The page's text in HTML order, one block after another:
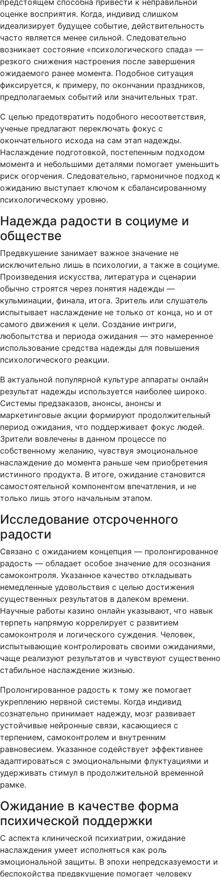
предстоящем способна привести к неправильной
оценке восприятия. Когда, индивид слишком
идеализирует будущее событие, действительность
часто является менее сильной. Следовательно
возникает состояние «психологического спада» —
резкого снижения настроения после завершения
ожидаемого ранее момента. Подобное ситуация
фиксируется, к примеру, по окончании праздников,
предполагаемых событий или значительных трат.
С целью предотвратить подобного несоответствия,
ученые предлагают переключать фокус с
окончательного исхода на сам этап надежды.
Наслаждение подготовкой, постепенным подходом
момента и небольшими деталями помогает уменьшить
риск огорчения. Следовательно, гармоничное подход к
ожиданию выступает ключом к сбалансированному
психологическому уровню.
Надежда радости в социуме и
обществе
Предвкушение занимает важное значение не
исключительно лишь в психологии, а также в социуме.
Произведения искусства, литература и сценарии
обычно строятся через понятия надежды —
кульминации, финала, итога. Зритель или слушатель
испытывает наслаждение не только от конца, но и от
самого движения к цели. Создание интриги,
любопытства и периода ожидания — это намеренное
использование средства надежды для повышения
психологического реакции.
В актуальной популярной культуре аппараты онлайн
результат надежды используется наиболее широко.
Системы предзаказов, анонсы, анонсы и
маркетинговые акции формируют продолжительный
период ожидания, что поддерживает фокус людей.
Зрители вовлечены в данном процессе по
собственному желанию, чувствуя эмоциональное
наслаждение до момента раньше чем приобретения
истинного продукта. В итоге, ожидание становится
самостоятельной компонентом впечатления, и не
только лишь этого начальным этапом.
Исследование отсроченного
радости
Связано с ожиданием концепция — пролонгированное
радость — обладает особое значение для осознания
самоконтроля. Указанное качество откладывать
немедленные удовольствия с целью достижения
существенных результатов в далеком времени.
Научные работы казино онлайн указывают, что навык
терпеть напрямую коррелирует с развитием
самоконтроля и логического суждения. Человек,
испытывающие контролировать своими ожиданиями,
чаще реализуют результатов и чувствуют существенно
стабильное наслаждение жизнью.
Пролонгированное радость к тому же помогает
укреплению нервной системы. Когда индивид
сознательно принимает надежду, мозг развивает
устойчивые нейронные связи, касающиеся с
терпением, самоконтролем и внутренним
равновесием. Указанное содействует эффективнее
адаптироваться с эмоциональными флуктуациями и
удерживать стимул в продолжительной временной
рамке.
Ожидание в качестве форма
психической поддержки
С аспекта клинической психиатрии, ожидание
наслаждения умеет исполняться как роль
эмоциональной защиты. В эпохи непредсказуемости и
беспокойства предвкушение помогает человеку